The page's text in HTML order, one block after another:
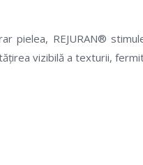
pielea, REJURAN®
vizibilă a texturii,